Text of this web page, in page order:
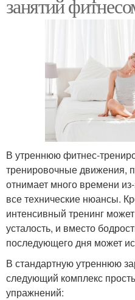
занятий
В утреннюю фитнес-
тренировочные движения,
отнимает много времени
все технические нюансы.
интенсивный тренинг
усталость, и вместо
последующего дня может
В стандартную утреннюю
следующий комплекс
упражнений: